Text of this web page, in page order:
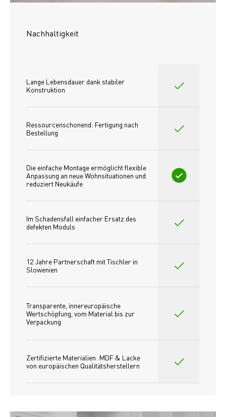
Nachhaltigkeit
Lange Lebensdauer dank stabiler
Konstruktion
Ressourcenschonend: Fertigung nach
Bestellung
Die einfache Montage ermöglicht flexible
Anpassung an neue Wohnsituationen und
reduziert Neukäufe
Im Schadensfall einfacher Ersatz des
defekten Moduls
12 Jahre Partnerschaft mit Tischler in
Slowenien
Transparente, innereuropäische
Wertschöpfung, vom Material bis zur
Verpackung
Zertifizierte Materialien: MDF & Lacke
von europäischen Qualitätsherstellern